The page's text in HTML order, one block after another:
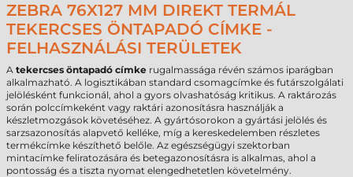
ZEBRA 76X127 MM DIREKT TERMÁL
TEKERCSES ÖNTAPADÓ CÍMKE -
FELHASZNÁLÁSI TERÜLETEK
A tekercses öntapadó címke rugalmassága révén számos iparágban
alkalmazható. A logisztikában standard csomagcímke és futárszolgálati
jelölésként funkcionál, ahol a gyors olvashatóság kritikus. A raktározás
során polccímkeként vagy raktári azonosításra használják a
készletmozgások követéséhez. A gyártósorokon a gyártási jelölés és
sarzsazonosítás alapvető kelléke, míg a kereskedelemben részletes
termékcímke készíthető belőle. Az egészségügyi szektorban
mintacímke feliratozására és betegazonosításra is alkalmas, ahol a
pontosság és a tiszta nyomat elengedhetetlen követelmény.